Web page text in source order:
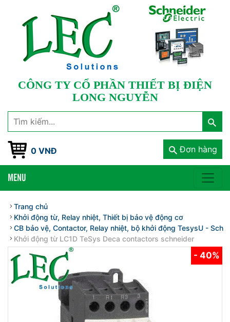
CÔNG TY CỔ PHẦN THIẾT BỊ ĐIỆN
LONG NGUYỄN
0 VNĐ Đơn hàng
MENU
Trang chủ
Khởi động từ, Relay nhiệt, Thiết bị bảo vệ động cơ
CB bảo vệ, Contactor, Relay nhiệt, bộ khởi động TesysU -
Khởi động từ LC1D TeSys Deca contactors schneider
- 40%